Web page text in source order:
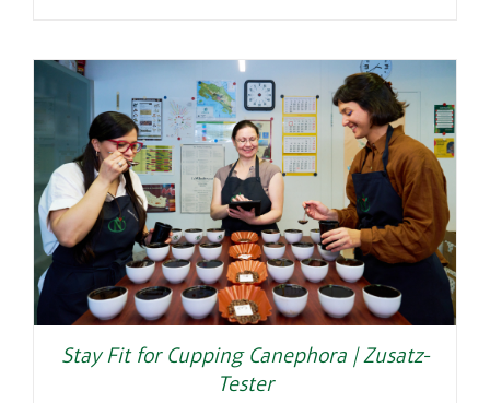
Stay Fit for Cupping Canephora | Zusatz-
Tester